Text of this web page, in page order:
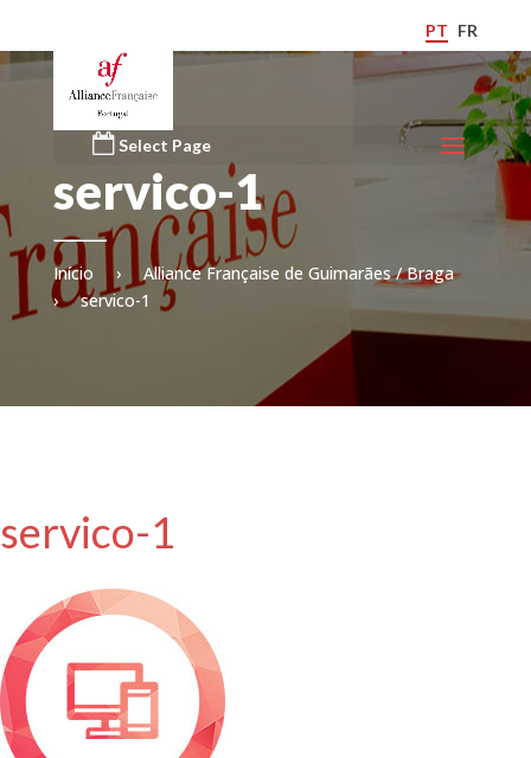
PT FR
Select Page
servico-1
Início ›
Alliance Française de Guimarães / Braga
›
servico-1
servico-1